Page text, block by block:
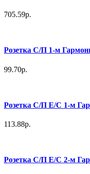
705.59р.
Розетка С/П 1-м
99.70р.
Розетка С/П Е/С 1-м
113.88р.
Розетка С/П Е/С 2-м